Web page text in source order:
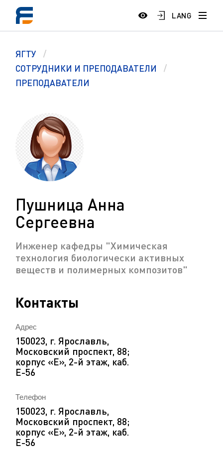
LANG
ЯГТУ
СОТРУДНИКИ И ПРЕПОДАВАТЕЛИ
ПРЕПОДАВАТЕЛИ
Пушница Анна
Сергеевна
Инженер кафедры "Химическая
технология биологически активных
веществ и полимерных композитов"
Контакты
Адрес
150023, г. Ярославль,
Московский проспект, 88;
корпус «Е», 2-й этаж, каб.
Е-56
Телефон
150023, г. Ярославль,
Московский проспект, 88;
корпус «Е», 2-й этаж, каб.
Е-56